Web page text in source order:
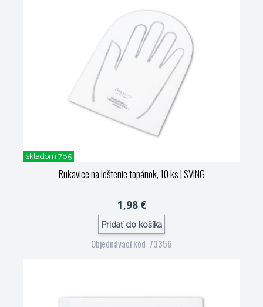
skladom 785
Rukavice na leštenie topánok, 10 ks| SVING
1,98 €
Pridať do košíka
Objednávací kód: 73356